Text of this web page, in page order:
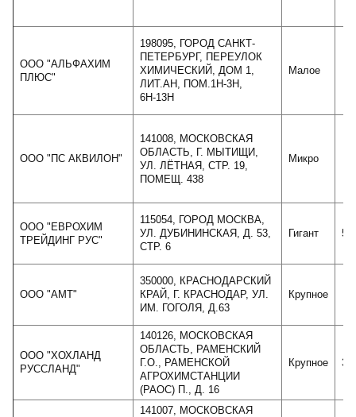
ООО "АЛЬФАХИМ
ПЛЮС"
198095, ГОРОД САНКТ-
ПЕТЕРБУРГ, ПЕРЕУЛОК
ХИМИЧЕСКИЙ, ДОМ 1,
ЛИТ.АН, ПОМ.1Н-3Н,
6Н-13Н
Малое
ООО "ПС АКВИЛОН"
141008, МОСКОВСКАЯ
ОБЛАСТЬ, Г. МЫТИЩИ,
УЛ. ЛЁТНАЯ, СТР. 19,
ПОМЕЩ. 438
Микро
ООО "ЕВРОХИМ
ТРЕЙДИНГ РУС"
115054, ГОРОД МОСКВА,
УЛ. ДУБИНИНСКАЯ, Д. 53,
СТР. 6
Гигант
ООО "АМТ"
350000, КРАСНОДАРСКИЙ
КРАЙ, Г. КРАСНОДАР, УЛ.
ИМ. ГОГОЛЯ, Д.63
Крупное
ООО "ХОХЛАНД
РУССЛАНД"
140126, МОСКОВСКАЯ
ОБЛАСТЬ, РАМЕНСКИЙ
Г.О., РАМЕНСКОЙ
АГРОХИМСТАНЦИИ
(РАОС) П., Д. 16
Крупное
141007, МОСКОВСКАЯ